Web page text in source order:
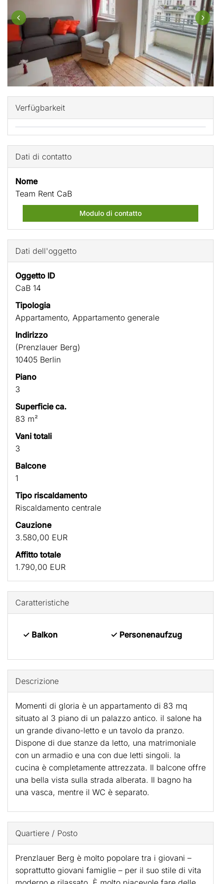
Verfügbarkeit
Dati di contatto
Nome
Team Rent CaB
Modulo di contatto
Dati dell'oggetto
Oggetto ID
CaB 14
Tipologia
Appartamento, Appartamento generale
Indirizzo
(Prenzlauer Berg)
10405 Berlin
Piano
3
Superficie ca.
83 m²
Vani totali
3
Balcone
1
Tipo riscaldamento
Riscaldamento centrale
Cauzione
3.580,00 EUR
Affitto totale
1.790,00 EUR
Caratteristiche
✓ Balkon ✓ Personenaufzug
Descrizione
Momenti di gloria è un appartamento di 83 mq
situato al 3 piano di un palazzo antico. il salone ha
un grande divano-letto e un tavolo da pranzo.
Dispone di due stanze da letto, una matrimoniale
con un armadio e una con due letti singoli. la
cucina è completamente attrezzata. Il balcone offre
una bella vista sulla strada alberata. Il bagno ha
una vasca, mentre il WC è separato.
Quartiere / Posto
Prenzlauer Berg è molto popolare tra i giovani –
soprattutto giovani famiglie – per il suo stile di vita